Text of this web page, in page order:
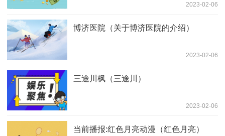
2023-02-06
博济医院（关于博济医院的介绍）
2023-02-06
三途川枫（三途川）
2023-02-06
当前播报:红色月亮动漫（红色月亮）